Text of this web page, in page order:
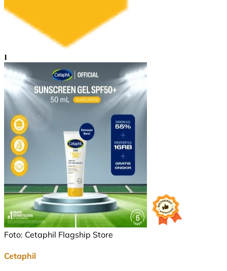
1
Foto: Cetaphil Flagship Store
Cetaphil